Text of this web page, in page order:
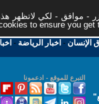
- موافق - لكي لاتظهر
to ensure you
الإنسان - اخبار الرياضة -
التبرع للموقع - ادعمونا
"